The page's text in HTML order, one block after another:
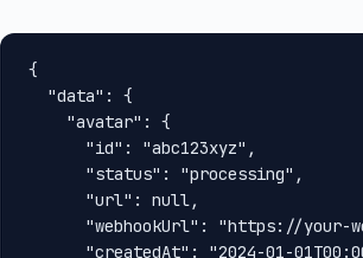
{
  "data": {
    "avatar": {
      "id": "abc123xyz",
      "status": "processing",
      "url": null,
"webhookUrl": "https://your-
"createdAt": "2024-01-